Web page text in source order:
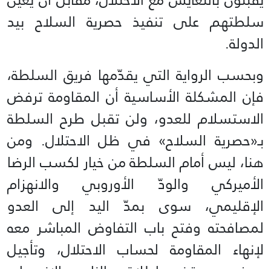
سلطتهم على تنفيذ حصرية السلاح بيد
الدولة.
وبحسب الرواية التي يقدّمها فريق السلطة،
فإن المشكلة الأساسية أن المقاومة ترفض
الاستسلام للعدو، ولن تقبل طرح السلطة
بـ«حصرية السلاح» في ظل الاحتلال. ومن
هنا، ليس أمام السلطة من خيار لكسب الرضا
الأميركي والودّ الأوروبي والانهزام
الإقليمي، سوى بمدّ اليد إلى العدو
لمصافحته وفتح باب التفاوض المباشر معه
لإنهاء المقاومة لحساب الاحتلال، وتأجيل